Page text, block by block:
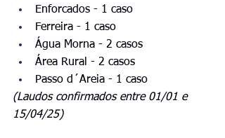
Enforcados - 1 caso
Ferreira - 1 caso
Água Morna - 2 casos
Área Rural - 2 casos
Passo d´Areia - 1 caso
(Laudos confirmados entre 01/01 e
15/04/25)